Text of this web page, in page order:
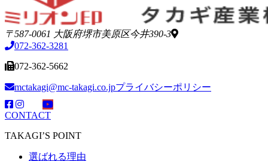
〒587-0061 大阪府堺市美原区今井390-3
072-362-3281
072-362-5662
mctakagi@mc-takagi.co.jpプライバシーポリシー
CONTACT
TAKAGI’S POINT
選ばれる理由